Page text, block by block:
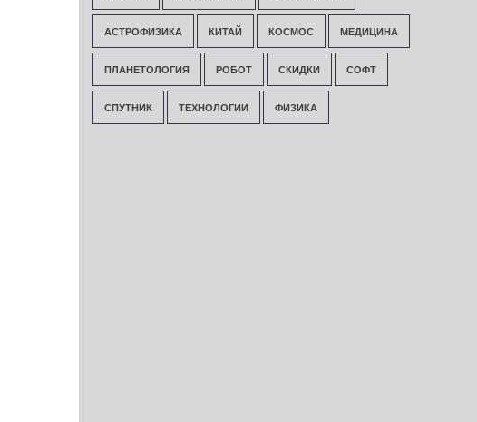
АСТРОФИЗИКА КИТАЙ КОСМОС МЕДИЦИНА
ПЛАНЕТОЛОГИЯ РОБОТ СКИДКИ СОФТ
СПУТНИК ТЕХНОЛОГИИ ФИЗИКА